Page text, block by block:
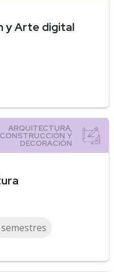
y Arte digital